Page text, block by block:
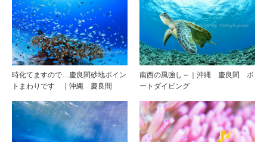
時化てますので…慶良間砂地ポイン
トまわりです ｜沖縄 慶良間
南西の風強し～｜沖縄 慶良間 ボ
ートダイビング